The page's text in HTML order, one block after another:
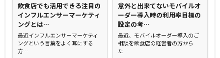
飲食店でも活用できる注目の
インフルエンサーマーケティ
ングとは…
最近インフルエンサーマーケティ
ングという言葉をよく耳にする
方…
意外と出来てないモバイルオ
ーダー導入時の利用率目標の
設定の考…
最近、モバイルオーダー導入のご
相談を飲食店の経営者の方から
た…